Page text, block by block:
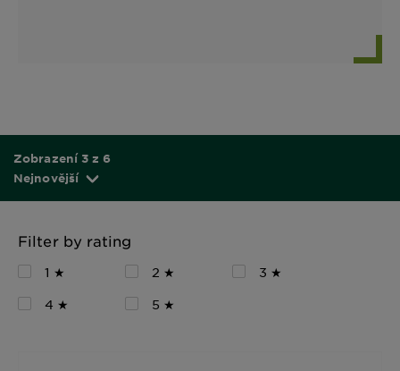
Zobrazení 3 z 6
Nejnovější
Filter by rating
1 ★ 2 ★
3 ★
4 ★
5 ★